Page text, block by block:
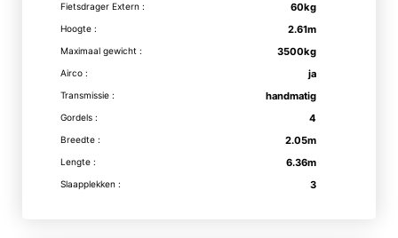
Fietsdrager Extern : 60kg
Hoogte : 2.61m
Maximaal gewicht : 3500kg
Airco : ja
Transmissie : handmatig
Gordels : 4
Breedte : 2.05m
Lengte : 6.36m
Slaapplekken : 3